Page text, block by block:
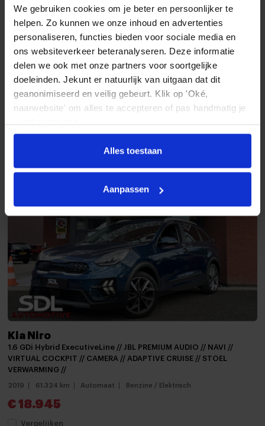
We gebruiken cookies om je beter en persoonlijker te
helpen. Zo kunnen we onze inhoud en advertenties
personaliseren, functies bieden voor sociale media en
ons websiteverkeer beteranalyseren. Deze informatie
delen we ook met onze partners voor soortgelijke
doeleinden. Jekunt er natuurlijk van uitgaan dat dit
geanonimiseerd en veilig gebeurt. Klik op 'Oké,
naarwebsite' om alles te accepteren of pas handmatig je
Alles toestaan
Aanpassen
Elektrisch glazen schuif-/kanteldak
Getint glas
Grootlichtassistent
Keyless entry
keyless entry
Mistlampen voor
Parkeer assistent
Parkeersensor achter
Parkeersensor voor
Parkeersensor voor en achter
Schuif-/kanteldak
Side-skirts
verwarmde zijspiegels
Kia Niro EV
ExecutiveLine 64.8 kWh // SCHUIF-KANTELDAK // LEDER //
ELEK.STOEL+GEHEUGEN // DODEHOEK // JBL // KEYLESS //
2022 96.534 km Automaat Elektrisch
€ 22.945
Kia Niro
1.6 GDi Hybrid ExecutiveLine // JBL PREMIUM AUDIO // NAVI //
VIRTUAL COCKPIT // CAMERA // ADAPTIVE CRUISE // STOEL
VERWARMING //
2019 61.324 km Automaat Benzine / Elektrisch
€ 18.945
Vergelijken